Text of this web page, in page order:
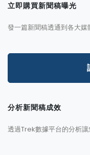
立即購買新聞稿曝光
發一篇新聞稿透通到各大媒
分析新聞稿成效
透過Trek數據平台的分析